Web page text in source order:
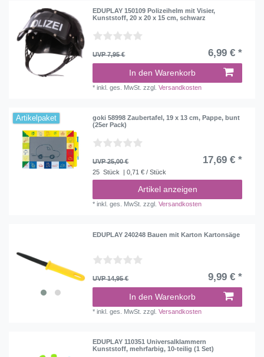
EDUPLAY 150109 Polizeihelm mit Visier,
Kunststoff, 20 x 20 x 15 cm, schwarz
UVP 7,95 € 6,99 € *
In den Warenkorb
*inkl. ges. MwSt. zzgl.Versandkosten
Artikelpaket
goki 58998 Zaubertafel, 19 x 13 cm, Pappe, bunt
(25er Pack)
UVP 25,00 € 17,69 € *
25 Stück | 0,71 € / Stück
Artikel anzeigen
*inkl. ges. MwSt. zzgl.Versandkosten
EDUPLAY 240248 Bauen mit Karton Kartonsäge
UVP 14,95 € 9,99 € *
In den Warenkorb
*inkl. ges. MwSt. zzgl.Versandkosten
EDUPLAY 110351 Universalklammern
Kunststoff, mehrfarbig, 10-teilig (1 Set)